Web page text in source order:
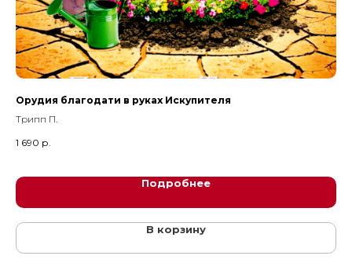
Орудия благодати в руках Искупителя
Трипп П.
1 690 р.
Подробнее
В корзину